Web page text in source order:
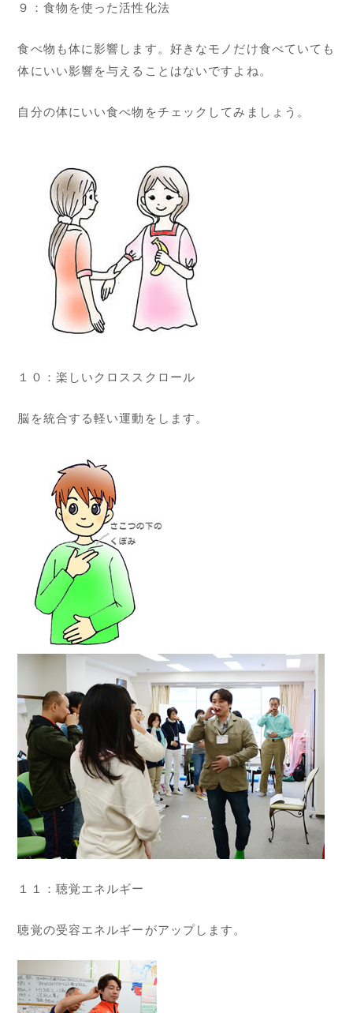
９：食物を使った活性化法
食べ物も体に影響します。好きなモノだけ食べていても
体にいい影響を与えることはないですよね。
自分の体にいい食べ物をチェックしてみましょう。
１０：楽しいクロススクロール
脳を統合する軽い運動をします。
１１：聴覚エネルギー
聴覚の受容エネルギーがアップします。